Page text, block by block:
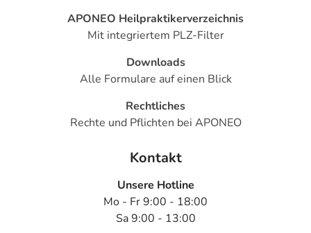
- Kopfschmerzen
- Konzentrationsstörungen
- Verminderte Berührungsempfindlichkeit
- Verschwommenes Sehen
- Bindehautentzündung
APONEO Heilpraktikerverzeichnis
Mit integriertem PLZ-Filter
Downloads
Alle Formulare auf einen Blick
Rechtliches
Rechte und Pflichten bei APONEO
Kontakt
Unsere Hotline
Mo - Fr 9:00 - 18:00
Sa 9:00 - 13:00